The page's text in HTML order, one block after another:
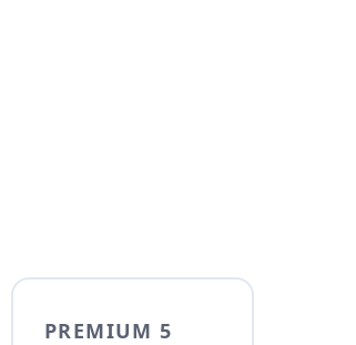
PREMIUM 5